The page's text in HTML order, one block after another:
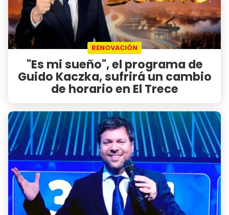
RENOVACIÓN
"Es mi sueño", el programa de
Guido Kaczka, sufrirá un cambio
de horario en El Trece